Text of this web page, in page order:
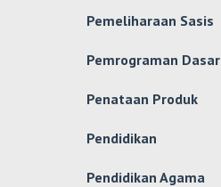
Pemeliharaan Sasis
Pemrograman Dasar
Penataan Produk
Pendidikan
Pendidikan Agama